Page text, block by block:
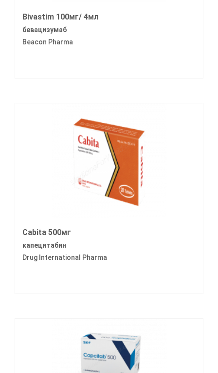
Bivastim 100мг/ 4мл
бевацизумаб
Beacon Pharma
Cabita 500мг
капецитабин
Drug International Pharma